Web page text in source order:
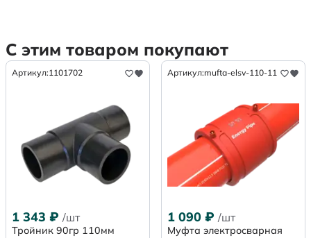
С этим товаром покупают
Артикул:1101702
1 343 ₽ /шт
Тройник 90гр 110мм
Артикул:mufta-elsv-110-11
1 090 ₽ /шт
Муфта электросварная